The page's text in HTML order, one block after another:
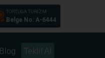
TORTUGA TURİZM
Belge No: A-6444
Blog Teklif Al